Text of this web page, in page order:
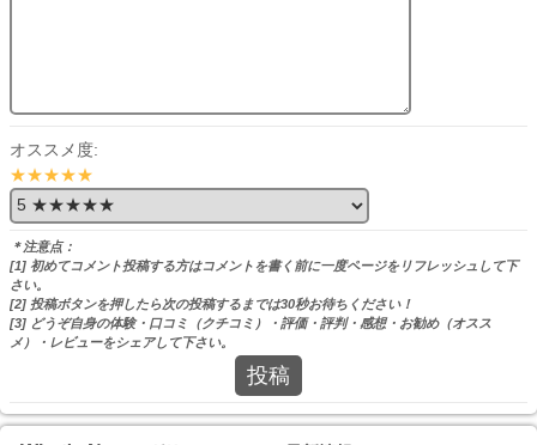
オススメ度:
★★★★★
＊注意点：
[1] 初めてコメント投稿する方はコメントを書く前に一度ページをリフレッシュして下
さい。
[2] 投稿ボタンを押したら次の投稿するまでは30秒お待ちください！
[3] どうぞ自身の体験・口コミ（クチコミ）・評価・評判・感想・お勧め（オスス
メ）・レビューをシェアして下さい。
投稿